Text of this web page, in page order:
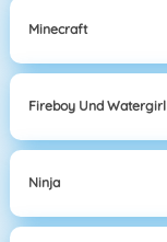
Minecraft
Fireboy Und Watergirl
Ninja